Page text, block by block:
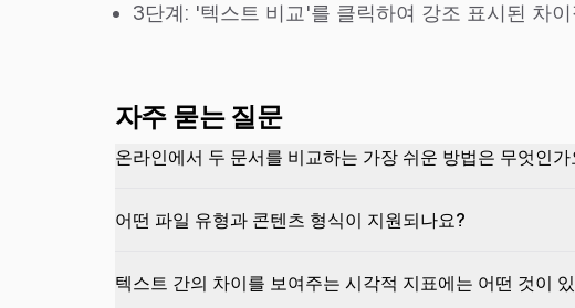
3단계: '텍스트 비교'를 클릭하여 강조 표시된 차
자주 묻는 질문
온라인에서 두 문서를 비교하는 가장 쉬운 방법은 무엇인가
어떤 파일 유형과 콘텐츠 형식이 지원되나요?
텍스트 간의 차이를 보여주는 시각적 지표에는 어떤 것이